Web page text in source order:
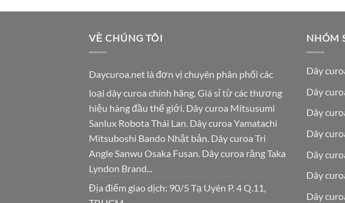
VỀ CHÚNG TÔI
Daycuroa.net là đơn vị chuyên phân phối các
loại dây curoa chính hãng. Giá sỉ từ các thương
hiệu hàng đầu thế giới. Dây curoa Mitsusumi
Sanlux Robota Thái Lan. Dây curoa Yamatachi
Mitsuboshi Bando Nhật bản. Dây curoa Tri
Angle Sanwu Osaka Fusan. Dây curoa răng Taka
Lyndon Brand...
Địa điểm giao dịch: 90/5 Tạ Uyên P. 4 Q.11,
NHÓM
Dây
Dây
Dây
Dây
Dây
Dây
Dây